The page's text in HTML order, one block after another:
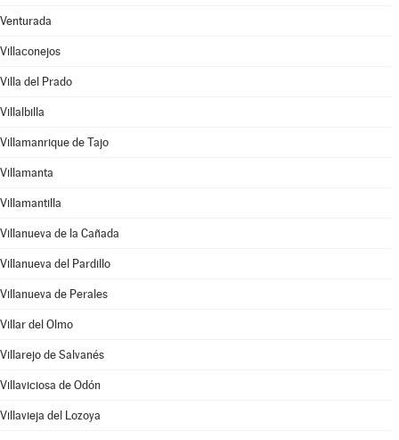
Venturada
Villaconejos
Villa del Prado
Villalbilla
Villamanrique de Tajo
Villamanta
Villamantilla
Villanueva de la Cañada
Villanueva del Pardillo
Villanueva de Perales
Villar del Olmo
Villarejo de Salvanés
Villaviciosa de Odón
Villavieja del Lozoya